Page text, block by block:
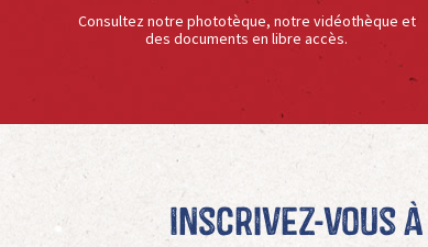
Consultez notre phototèque, notre vidéothèque et
des documents en libre accès.
Inscrivez-vous